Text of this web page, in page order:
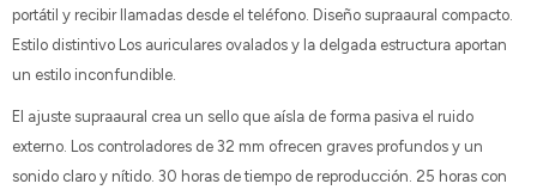
portátil y recibir llamadas desde el teléfono. Diseño supraaural compacto.
Estilo distintivo Los auriculares ovalados y la delgada estructura aportan
un estilo inconfundible.
El ajuste supraaural crea un sello que aísla de forma pasiva el ruido
externo. Los controladores de 32 mm ofrecen graves profundos y un
sonido claro y nítido. 30 horas de tiempo de reproducción. 25 horas con